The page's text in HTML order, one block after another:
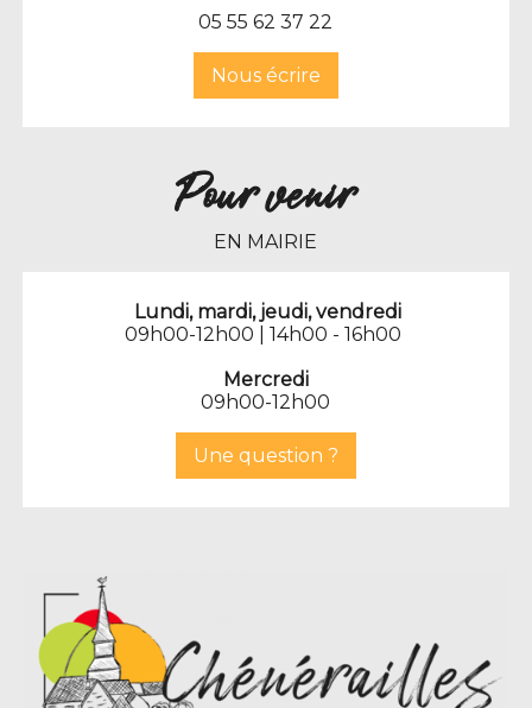
05 55 62 37 22
Nous écrire
Pour venir
EN MAIRIE
Lundi, mardi, jeudi, vendredi
09h00-12h00 | 14h00 - 16h00
Mercredi
09h00-12h00
Une question ?